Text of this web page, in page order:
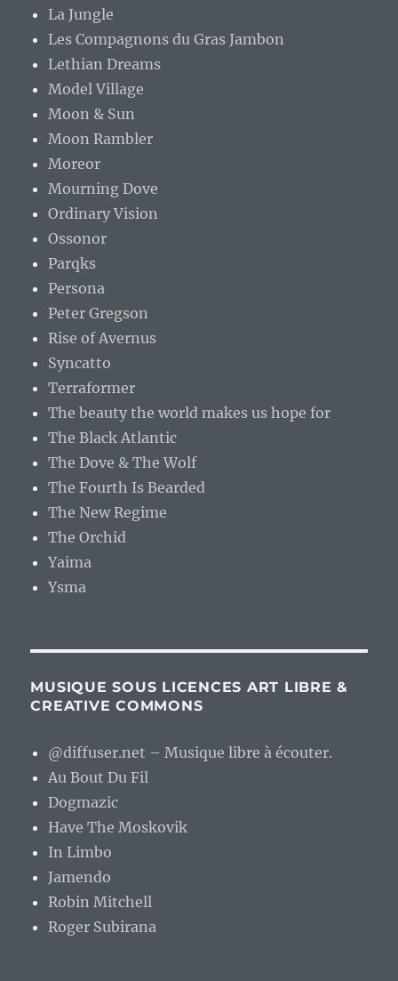
La Jungle
Les Compagnons du Gras Jambon
Lethian Dreams
Model Village
Moon & Sun
Moon Rambler
Moreor
Mourning Dove
Ordinary Vision
Ossonor
Parqks
Persona
Peter Gregson
Rise of Avernus
Syncatto
Terraformer
The beauty the world makes us hope for
The Black Atlantic
The Dove & The Wolf
The Fourth Is Bearded
The New Regime
The Orchid
Yaima
Ysma
MUSIQUE SOUS LICENCES ART LIBRE &
CREATIVE COMMONS
@diffuser.net – Musique libre à écouter.
Au Bout Du Fil
Dogmazic
Have The Moskovik
In Limbo
Jamendo
Robin Mitchell
Roger Subirana